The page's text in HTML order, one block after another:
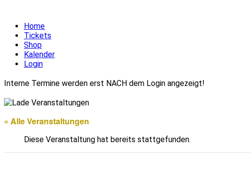
Home
Tickets
Shop
Kalender
Login
Interne Termine werden erst NACH dem Login angezeigt!
« Alle Veranstaltungen
Diese Veranstaltung hat bereits stattgefunden.